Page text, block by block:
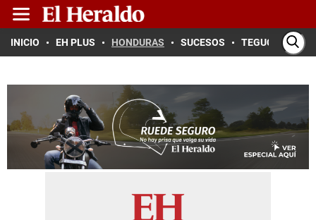
INICIO EH PLUS HONDURAS SUCESOS TEGUCIGALPA